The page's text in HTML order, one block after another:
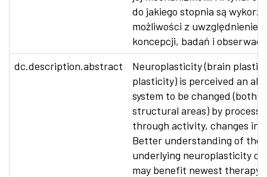
do jakiego stopnia są
możliwości z
koncepcji, badań i
dc.description.abstract
Neuroplasticity (brain
plasticity) is perceived an
system to be changed (both
structural areas) by
through activity, changes in
Better understanding of the
underlying neuroplasticity
may benefit newest therapy